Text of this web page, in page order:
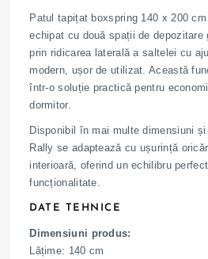
Patul tapițat boxspring 140 x 200
echipat cu două spații de depozitare
prin ridicarea laterală a saltelei cu
modern, ușor de utilizat. Această
într-o soluție practică pentru
dormitor.
Disponibil în mai multe dimensiuni
Rally se adaptează cu ușurință
interioară, oferind un echilibru
funcționalitate.
DATE TEHNICE
Dimensiuni produs:
Lățime: 140 cm